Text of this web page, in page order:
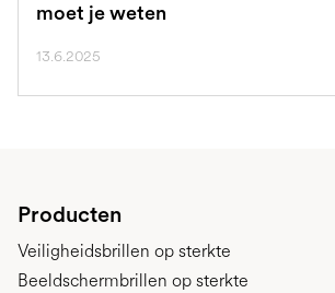
moet je weten
13.6.2025
Producten
Veiligheidsbrillen op sterkte
Beeldschermbrillen op sterkte